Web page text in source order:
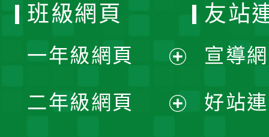
班級網頁
一年級網頁
開
二年級網頁
友站
宣導
好站